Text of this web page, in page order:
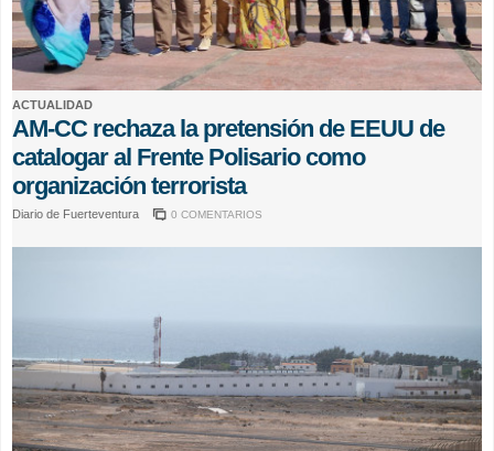
ACTUALIDAD
AM-CC rechaza la pretensión de EEUU de
catalogar al Frente Polisario como
organización terrorista
Diario de Fuerteventura 0 COMENTARIOS